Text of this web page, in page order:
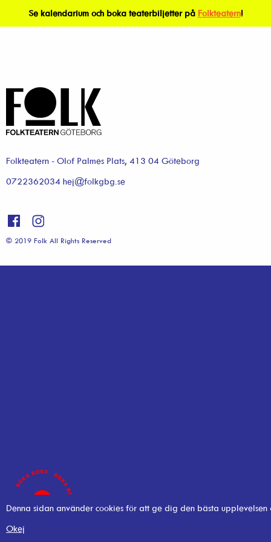
Se kalendarium och boka teaterbiljetter på Folkteatern!
Folkteatern - Olof Palmes Plats, 413 04 Göteborg
0722362034 hej@folkgbg.se
© 2019 Folk All Rights Reserved
Denna sidan använder cookies för att ge dig den bästa
Okej